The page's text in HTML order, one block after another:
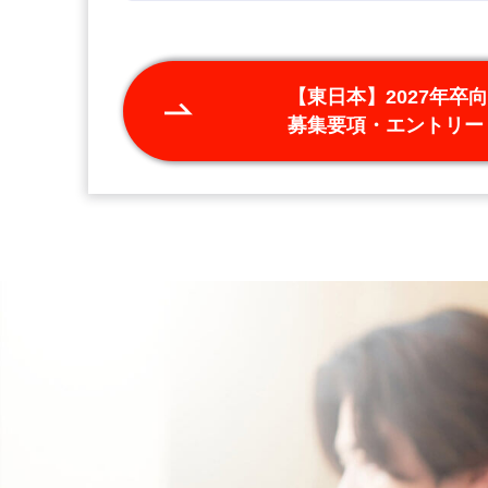
【東日本】2027年卒
募集要項・エントリー